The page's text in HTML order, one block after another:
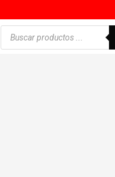
Búsqueda
productos